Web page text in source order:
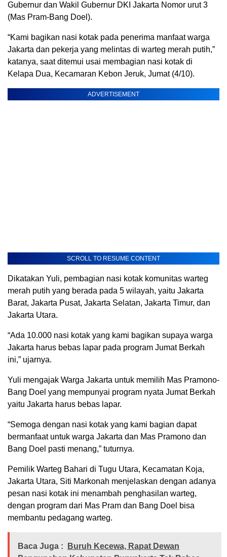
Gubernur dan Wakil Gubernur DKI Jakarta Nomor urut 3
(Mas Pram-Bang Doel).
“Kami bagikan nasi kotak pada penerima manfaat warga
Jakarta dan pekerja yang melintas di warteg merah putih,”
katanya, saat ditemui usai membagian nasi kotak di
Kelapa Dua, Kecamaran Kebon Jeruk, Jumat (4/10).
ADVERTISEMENT
SCROLL TO RESUME CONTENT
Dikatakan Yuli, pembagian nasi kotak komunitas warteg
merah putih yang berada pada 5 wilayah, yaitu Jakarta
Barat, Jakarta Pusat, Jakarta Selatan, Jakarta Timur, dan
Jakarta Utara.
“Ada 10.000 nasi kotak yang kami bagikan supaya warga
Jakarta harus bebas lapar pada program Jumat Berkah
ini,” ujarnya.
Yuli mengajak Warga Jakarta untuk memilih Mas Pramono-
Bang Doel yang mempunyai program nyata Jumat Berkah
yaitu Jakarta harus bebas lapar.
“Semoga dengan nasi kotak yang kami bagian dapat
bermanfaat untuk warga Jakarta dan Mas Pramono dan
Bang Doel pasti menang,” tuturnya.
Pemilik Warteg Bahari di Tugu Utara, Kecamatan Koja,
Jakarta Utara, Siti Markonah menjelaskan dengan adanya
pesan nasi kotak ini menambah penghasilan warteg,
dengan program dari Mas Pram dan Bang Doel bisa
membantu pedagang warteg.
Baca Juga :
Buruh Kecewa, Rapat Dewan